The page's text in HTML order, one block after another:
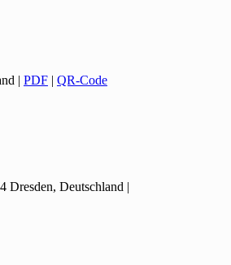
| PDF| QR-Code
Dresden, Deutschland |